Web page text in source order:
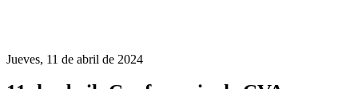
Jueves, 11 de abril de 2024